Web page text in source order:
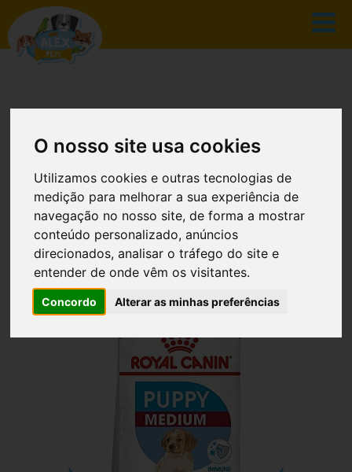
O nosso site usa cookies
Utilizamos cookies e outras tecnologias de
medição para melhorar a sua experiência de
navegação no nosso site, de forma a mostrar
conteúdo personalizado, anúncios
direcionados, analisar o tráfego do site e
entender de onde vêm os visitantes.
Concordo Alterar as minhas preferências
CATÁLOGO
INÍCIO CATÁLOGO
ROYAL CANIN PARA FILHOTES DE PORTE
MÉDIO | 4 KG